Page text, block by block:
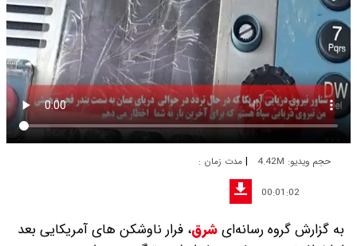
حجم ویدیو: 4.42M | مدت زمان :
00:01:02
به گزارش گروه رسانه‌ایشرق، فرار ناوشکن های آمریکایی بعد